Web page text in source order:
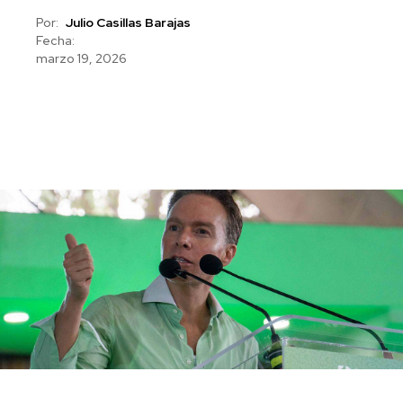
Por: Julio Casillas Barajas
Fecha:
marzo 19, 2026